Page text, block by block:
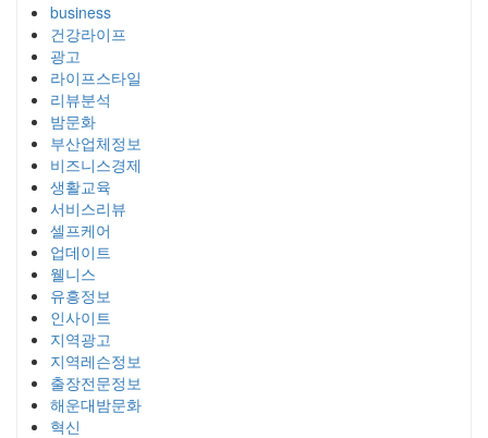
business
건강라이프
광고
라이프스타일
리뷰분석
밤문화
부산업체정보
비즈니스경제
생활교육
서비스리뷰
셀프케어
업데이트
웰니스
유흥정보
인사이트
지역광고
지역레슨정보
출장전문정보
해운대밤문화
혁신